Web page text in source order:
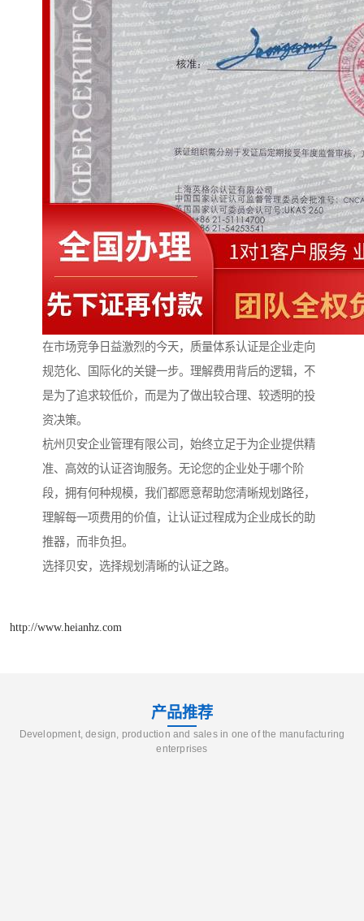
在市场竞争日益激烈的今天，质量体系认证是企业走向
规范化、国际化的关键一步。理解费用背后的逻辑，不
是为了追求较低价，而是为了做出较合理、较透明的投
资决策。
杭州贝安企业管理有限公司，始终立足于为企业提供精
准、高效的认证咨询服务。无论您的企业处于哪个阶
段，拥有何种规模，我们都愿意帮助您清晰规划路径，
理解每一项费用的价值，让认证过程成为企业成长的助
推器，而非负担。
选择贝安，选择规划清晰的认证之路。
http://www.heianhz.com
产品推荐
Development, design, production and sales in one of the manufacturing
enterprises